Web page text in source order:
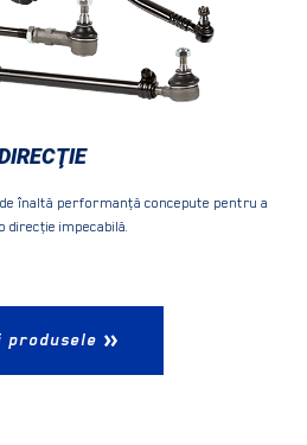
înaltă performanţă concepute pentru a
direcţie impecabilă.
produsele